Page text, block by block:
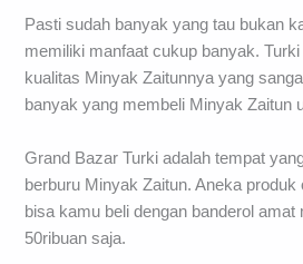
Pasti sudah banyak yang tau bukan
memiliki manfaat cukup banyak.
kualitas Minyak Zaitunnya yang
banyak yang membeli Minyak Zaitun
Grand Bazar Turki adalah tempat
berburu Minyak Zaitun. Aneka
bisa kamu beli dengan banderol
50ribuan saja.